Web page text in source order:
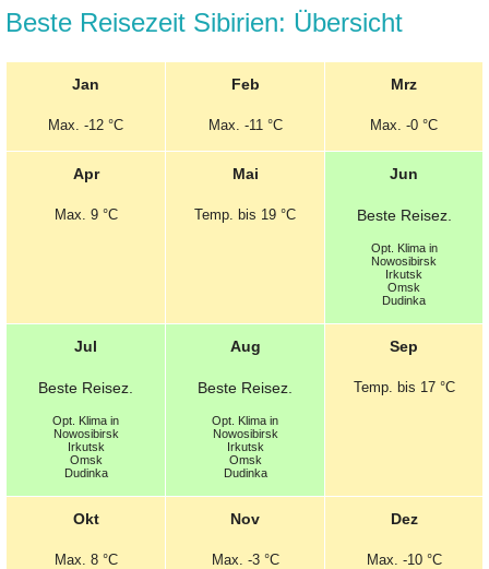
Beste Reisezeit Sibirien: Übersicht
Jan
Max. -12 °C
Feb
Max. -11 °C
Mrz
Max. -0 °C
Apr
Max. 9 °C
Mai
Temp. bis 19 °C
Jun
Beste Reisez.
Opt. Klima in
Nowosibirsk
Irkutsk
Omsk
Dudinka
Jul
Beste Reisez.
Opt. Klima in
Nowosibirsk
Irkutsk
Omsk
Dudinka
Aug
Beste Reisez.
Opt. Klima in
Nowosibirsk
Irkutsk
Omsk
Dudinka
Sep
Temp. bis 17 °C
Okt
Max. 8 °C
Nov
Max. -3 °C
Dez
Max. -10 °C